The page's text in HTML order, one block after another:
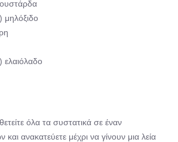
όλα τα συστατικά σε έναν
ανακατεύετε μέχρι να γίνουν μια λεία